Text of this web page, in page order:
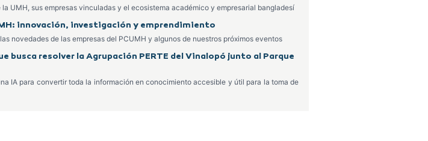
UMH, sus empresas vinculadas y el ecosistema académico y empresarial bangladesí
innovación, investigación y emprendimiento
novedades de las empresas del PCUMH y algunos de nuestros próximos eventos
resolver la Agrupación PERTE del Vinalopó junto al Parque
IA para convertir toda la información en conocimiento accesible y útil para la toma de